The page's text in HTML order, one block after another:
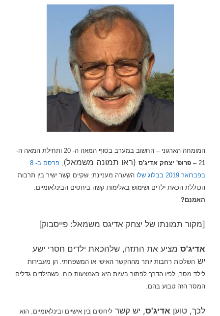
המומחה הארגוני – החשוב במערב בסוף המאה ה- 20 ותחילת המאה ה-
21 –
פרופ' יצחק אדיג'ס (ראו תמונה משמאל),
פרסם ב- 8
בפברואר 2019 בבלוג שלו
השערה מעניינת: שקיים קשר ישיר בין תרבות
הכוללת הכאת ילדים ושימוש באלימות קשה ביחסים הבינלאומיים.
האמנם?
[מקור תמונתו של יצחק אדיגס משמאל: פייסבוק]
אדיג'ס מציע את התזה, שלהכאת ילדים חסרי ישע
יש השלכות רחבות יותר מההקשר האישי או המשפחתי. הן מעבירות
לילד מסר, לפיו הדרך לפתור בעיות היא באמצעות כוח. כשהילדים גדלים
המסר הזה טבוע בהם.
לכך, טוען אדיג'ס, יש קשר ליחסים בין אישיים ובינלאומיים. הוא